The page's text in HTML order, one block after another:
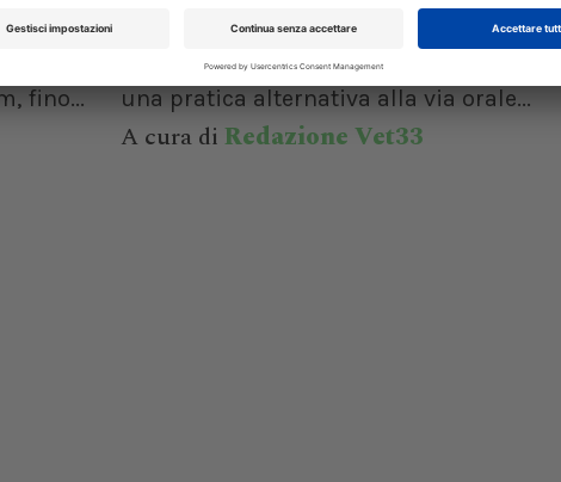
del 12
della
fino...
La fluoxetina, SSRI impiegato in
trattamento dei disturbi
essere allestita in formulazione
una pratica alternativa alla via orale...
A cura di Redazione Vet33